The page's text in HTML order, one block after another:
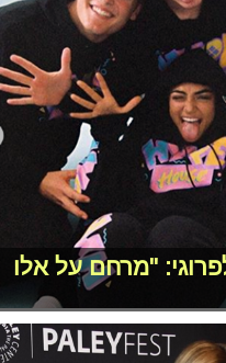
"מרחם על אלו